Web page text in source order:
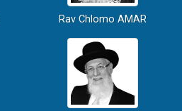
Rav Chlomo AMAR